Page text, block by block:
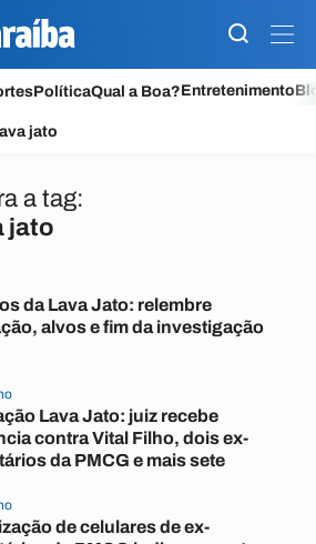
PolíticaQual a Boa?Entretenimento
jato
a tag:
jato
da Lava Jato: relembre
alvos e fim da investigação
Lava Jato: juiz recebe
contra Vital Filho, dois ex-
da PMCG e mais sete
de celulares de ex-